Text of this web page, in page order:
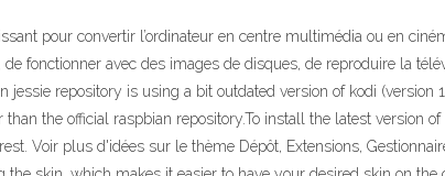
pour convertir l’ordinateur en centre multimédia ou en
de fonctionner avec des images de disques, de reproduire la
jessie repository is using a bit outdated version of kodi
than the official raspbian repository.To install the latest version
Voir plus d'idées sur le thème Dépôt, Extensions,